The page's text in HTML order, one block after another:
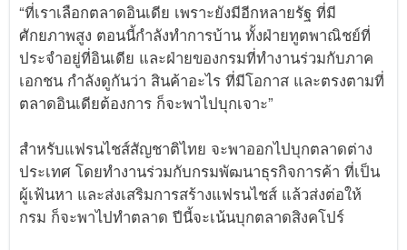
“ที่เราเลือกตลาดอินเดีย เพราะยังมีอีกหลายรัฐ ที่มี
ศักยภาพสูง ตอนนี้กำลังทำการบ้าน ทั้งฝ่ายทูตพาณิชย์ที่
ประจำอยู่ที่อินเดีย และฝ่ายของกรมที่ทำงานร่วมกับภาค
เอกชน กำลังดูกันว่า สินค้าอะไร ที่มีโอกาส และตรงตามที่
ตลาดอินเดียต้องการ ก็จะพาไปบุกเจาะ”
สำหรับแฟรนไชส์สัญชาติไทย จะพาออกไปบุกตลาดต่าง
ประเทศ โดยทำงานร่วมกับกรมพัฒนาธุรกิจการค้า ที่เป็น
ผู้เฟ้นหา และส่งเสริมการสร้างแฟรนไชส์ แล้วส่งต่อให้
กรม ก็จะพาไปทำตลาด ปีนี้จะเน้นบุกตลาดสิงคโปร์